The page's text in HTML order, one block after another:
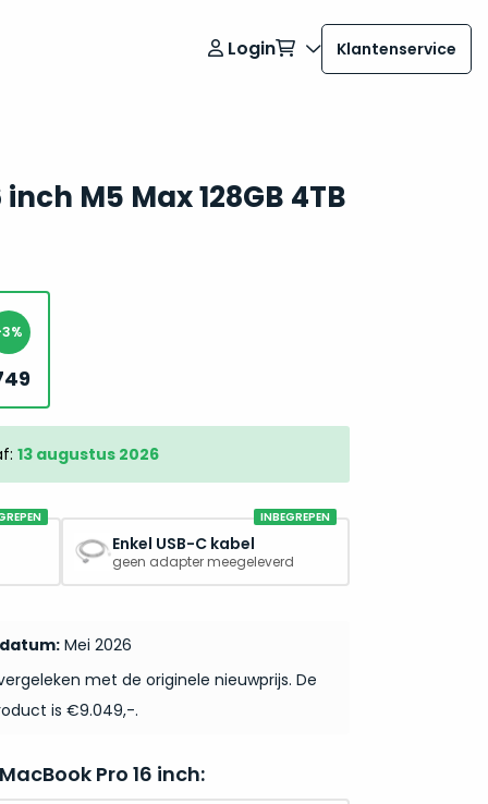
Login Klantenservice
M5 Max 128GB 4TB
Oorspronkelijke
prijs
was:
9.049.
Huidige
prijs
is:
8.749.
13 augustus 2026
INBEGREPEN
Enkel USB-C kabel
geen adapter meegeleverd
Mei 2026
met de originele nieuwprijs. De
is €9.049,-.
Pro 16 inch: